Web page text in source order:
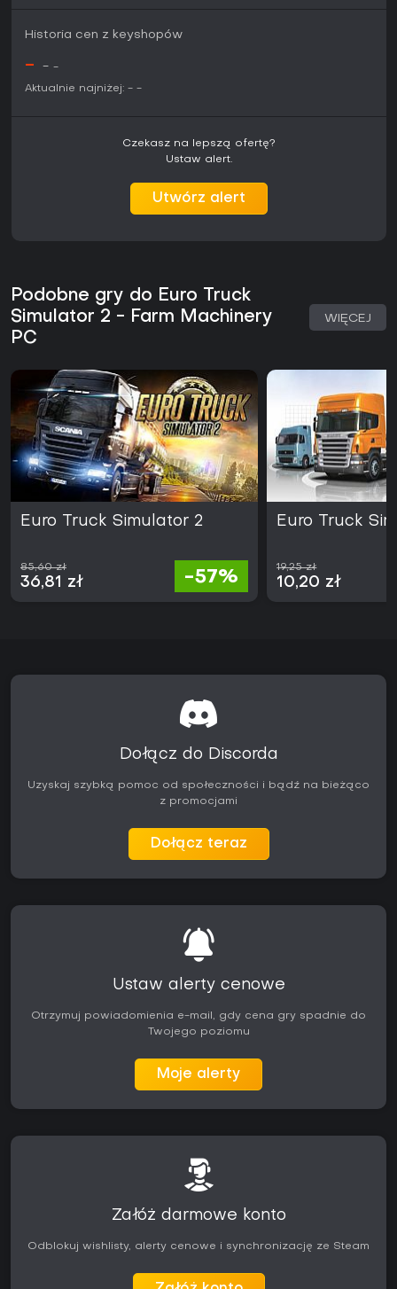
Historia cen z keyshopów
- - -
Aktualnie najniżej: - -
Czekasz na lepszą ofertę?
Ustaw alert.
Utwórz alert
Podobne gry do Euro Truck
Simulator 2 - Farm Machinery
PC
WIĘCEJ
Euro Truck Simulator 2
85,60 zł
36,81 zł -57%
Euro Truck
19,25 zł
10,20 zł
Dołącz do Discorda
Uzyskaj szybką pomoc od społeczności i bądź na bieżąco
z promocjami
Dołącz teraz
Ustaw alerty cenowe
Otrzymuj powiadomienia e-mail, gdy cena gry spadnie do
Twojego poziomu
Moje alerty
Załóż darmowe konto
Odblokuj wishlisty, alerty cenowe i synchronizację ze Steam